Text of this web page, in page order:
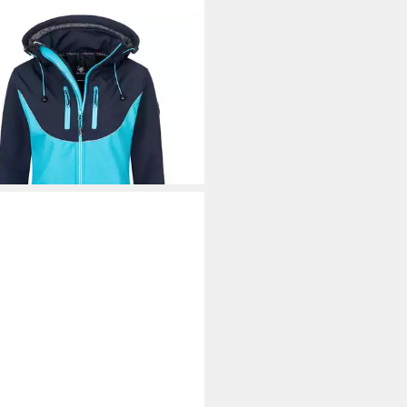
CREEKSoftshelljacke Damen
Wanderjacke D-442
€
UVP 89,90 €
+4